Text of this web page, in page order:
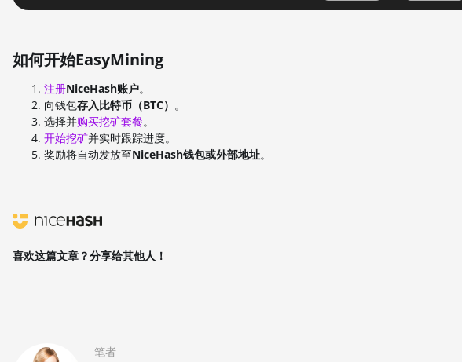
如何开始EasyMining
注册NiceHash账户。
向钱包存入比特币（BTC） 。
选择并购买挖矿套餐。
开始挖矿并实时跟踪进度。
奖励将自动发放至NiceHash钱包或外部地址。
喜欢这篇文章？分享给其他人！
笔者